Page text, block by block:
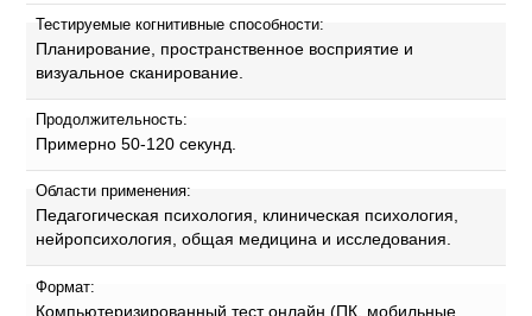
Тестируемые когнитивные способности:
Планирование, пространственное восприятие и
визуальное сканирование.
Продолжительность:
Примерно 50-120 секунд.
Области применения:
Педагогическая психология, клиническая психология,
нейропсихология, общая медицина и исследования.
Формат:
Компьютеризированный тест онлайн (ПК, мобильные